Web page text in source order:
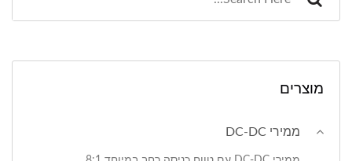
מוצרים
ממירי DC-DC